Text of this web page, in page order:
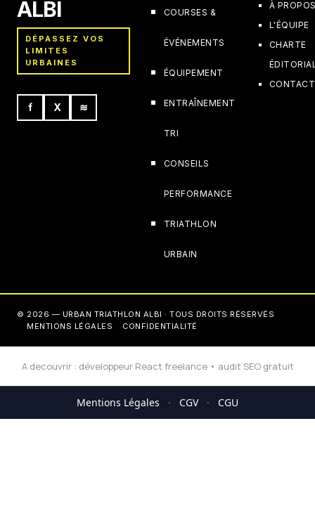
ALBI
DÉPASSEZ VOS
LIMITES
URBAINES
f X ≋
COURSES &
ÉVÉNEMENTS
ÉQUIPEMENT
ENTRAÎNEMENT
TRI
CONSEILS
PERFORMANCE
TRIATHLON
URBAIN
À
L'ÉQUIPE
CHARTE
CONTACT
© 2026 — URBAN TRIATHLON ALBI · TOUS DROITS RÉSERVÉS
MENTIONS LÉGALES
CONFIDENTIALITÉ
A decouvrir : développeur React freelance• audit SEO gratuit
Mentions Légales · CGV · CGU